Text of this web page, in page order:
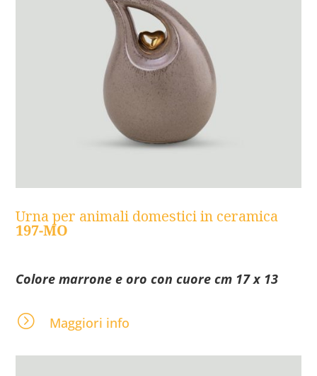
Urna per animali domestici in ceramica
197-MO
Colore marrone e oro con cuore cm 17 x 13
= Maggiori info